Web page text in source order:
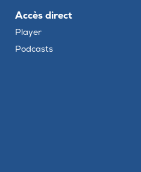
Accès direct
Player
Podcasts